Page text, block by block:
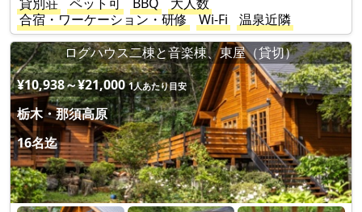
合宿・ワーケーション・研修
Wi-Fi
温泉近隣
ログハウス二棟と音楽棟、東屋（貸切）
¥10,938～¥21,000 1人あたり目安
栃木・那須高原
16名迄